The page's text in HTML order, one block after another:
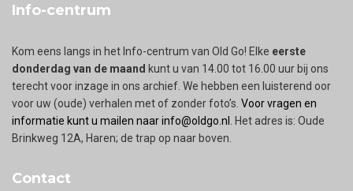
Info-centrum
Kom eens langs in het Info-centrum van Old Go! Elke eerste
donderdag van de maand kunt u van 14.00 tot 16.00 uur bij ons
terecht voor inzage in ons archief. We hebben een luisterend oor
voor uw (oude) verhalen met of zonder foto’s. Voor vragen en
informatie kunt u mailen naar info@oldgo.nl
. Het adres is: Oude
Brinkweg 12A, Haren; de trap op naar boven.
Contact